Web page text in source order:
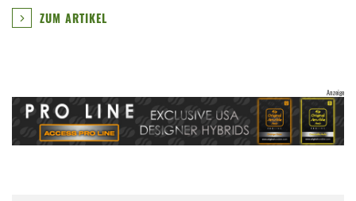
ZUM ARTIKEL